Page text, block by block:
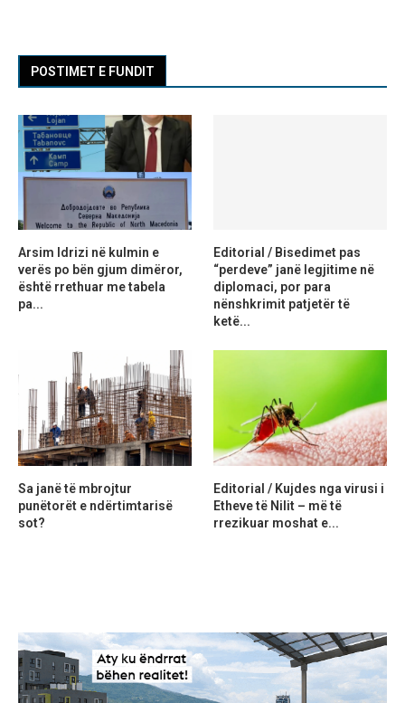
POSTIMET E FUNDIT
Arsim Idrizi në kulmin e
verës po bën gjum dimëror,
është rrethuar me tabela
pa...
Editorial / Bisedimet pas
“perdeve” janë legjitime në
diplomaci, por para
nënshkrimit patjetër të
ketë...
Sa janë të mbrojtur
punëtorët e ndërtimtarisë
sot?
Editorial / Kujdes nga virusi i
Etheve të Nilit – më të
rrezikuar moshat e...